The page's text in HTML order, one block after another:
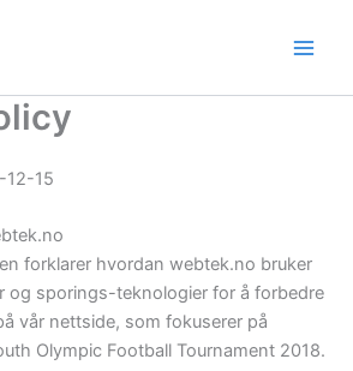
12-15
forklarer hvordan webtek.no bruker
og sporings-teknologier for å forbedre
vår nettside, som fokuserer på
Olympic Football Tournament 2018.